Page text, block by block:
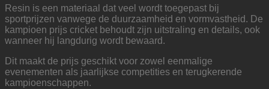
Resin is een materiaal dat veel wordt toegepast bij
sportprijzen vanwege de duurzaamheid en vormvastheid. De
kampioen prijs cricket behoudt zijn uitstraling en details, ook
wanneer hij langdurig wordt bewaard.
Dit maakt de prijs geschikt voor zowel eenmalige
evenementen als jaarlijkse competities en terugkerende
kampioenschappen.